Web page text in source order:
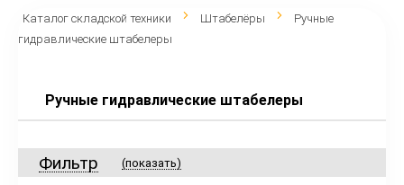
Каталог складской техники Штабелёры
Ручные
гидравлические штабелеры
Ручные гидравлические штабелеры
Фильтр (показать)